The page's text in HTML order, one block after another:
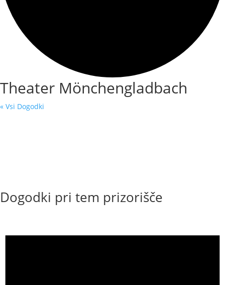
Theater Mönchengladbach
« Vsi Dogodki
Dogodki pri tem prizorišče